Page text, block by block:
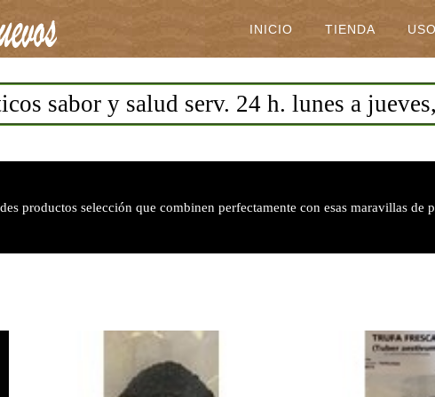
INICIO TIENDA
sabor y salud serv. 24 h. lunes a
productos selección que combinen perfectamente con esas maravillas de